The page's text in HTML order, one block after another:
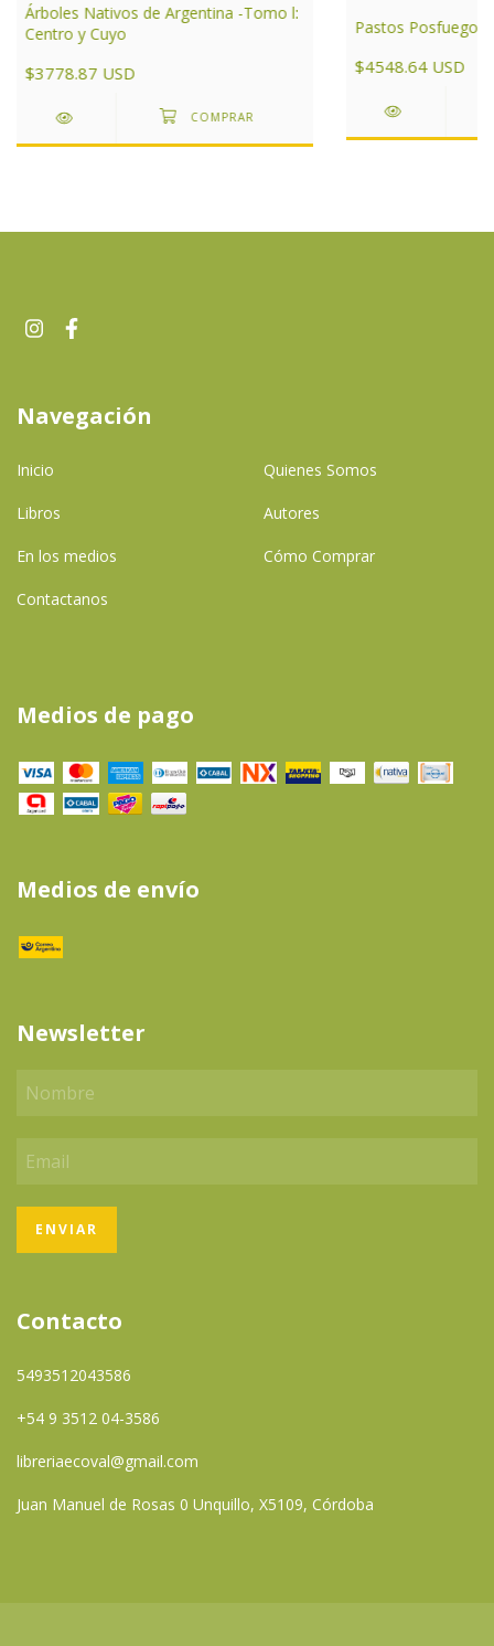
Árboles Nativos de Argentina -Tomo l:
Centro y Cuyo
$3778.87 USD
Pastos Posfuego
$4548.64 USD
Navegación
Inicio Quienes Somos
Libros Autores
En los medios Cómo Comprar
Contactanos
Medios de pago
Medios de envío
Newsletter
Contacto
5493512043586
+54 9 3512 04-3586
libreriaecoval@gmail.com
Juan Manuel de Rosas 0 Unquillo, X5109, Córdoba